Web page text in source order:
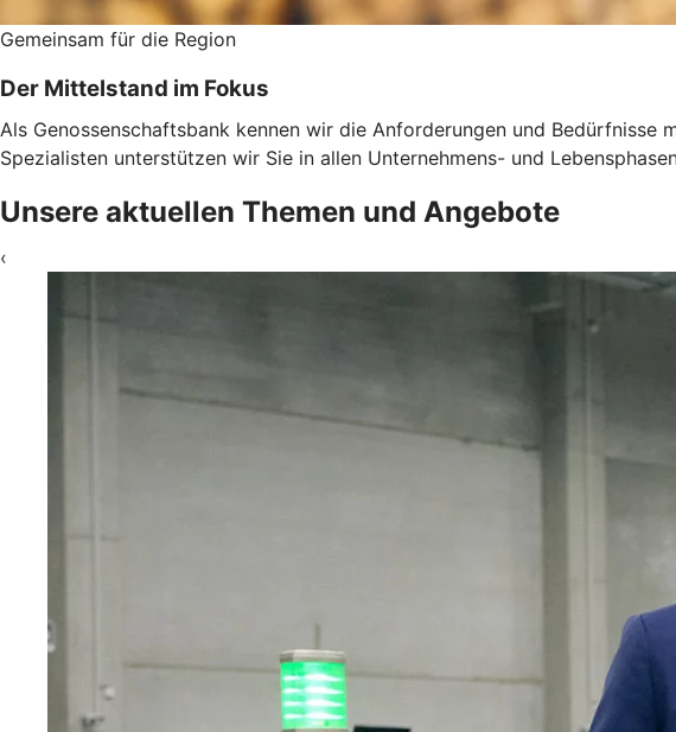
Gemeinsam für die Region
Der Mittelstand im Fokus
Als Genossenschaftsbank kennen wir die Anforderungen und
Spezialisten unterstützen wir Sie in allen Unternehmens- und
Unsere aktuellen Themen und Angebote
‹